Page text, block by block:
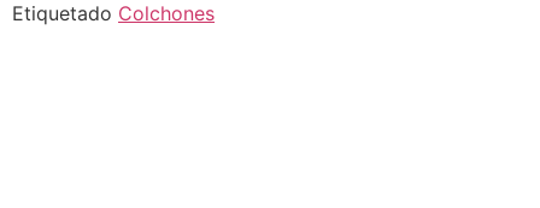
Etiquetado Colchones